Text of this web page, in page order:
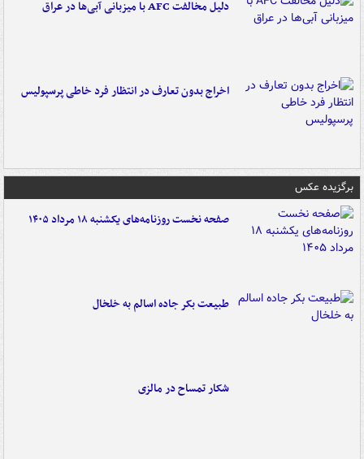
دلیل مخالفت AFC با میزبانی آبی‌ها در عراق
اخراج بدون تعارف در انتظار فرد خاطی پرسپولیس
برگزیده عکس
صفحه نخست روزنامه‌های یکشنبه ۱۸ مرداد ۱۴۰۵
طبیعت بکر جاده اسالم به خلخال
شکار تمساح در مالزی